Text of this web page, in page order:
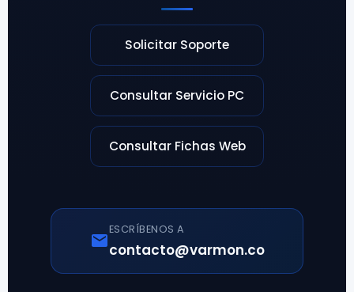
Solicitar Soporte
Consultar Servicio PC
Consultar Fichas Web
ESCRÍBENOS A
contacto@varmon.co